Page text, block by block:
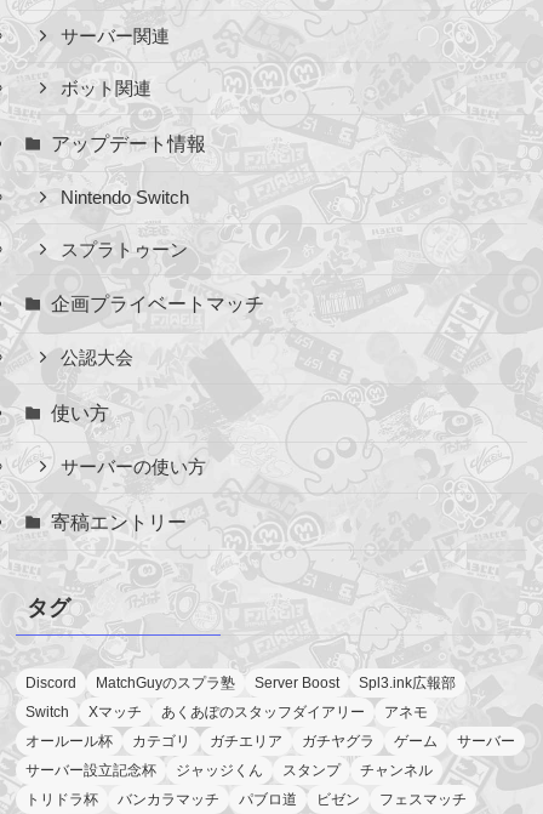
サーバー関連
ボット関連
アップデート情報
Nintendo Switch
スプラトゥーン
企画プライベートマッチ
公認大会
使い方
サーバーの使い方
寄稿エントリー
タグ
Discord MatchGuyのスプラ塾 Server Boost
Spl3.ink広報部
Switch
Xマッチ あくあぽのスタッフダイアリー
アネモ
オールール杯
カテゴリ ガチエリア ガチヤグラ ゲーム
サーバー
サーバー設立記念杯
ジャッジくん スタンプ
チャンネル
トリドラ杯
バンカラマッチ パブロ道 ビゼン
フェスマッチ